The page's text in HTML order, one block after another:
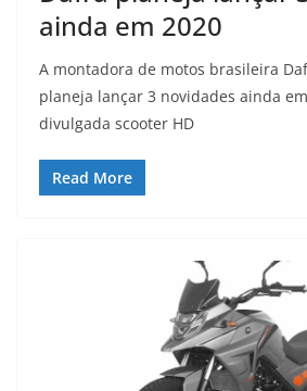
ainda em 2020
A montadora de motos brasileira
planeja lançar 3 novidades ainda
divulgada scooter HD
Read More